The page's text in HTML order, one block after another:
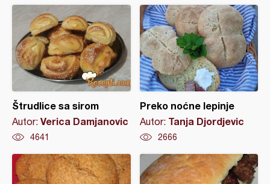
Štrudlice sa sirom
Autor: Verica Damjanovic
4641
Preko noćne lepinje
Autor: Tanja Djordjevic
2666